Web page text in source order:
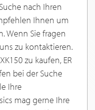
nach Ihren
Ihnen um
Wenn Sie fragen
zu kontaktieren.
zu kaufen, ER
bei der Suche
Ihre
mag gerne Ihre